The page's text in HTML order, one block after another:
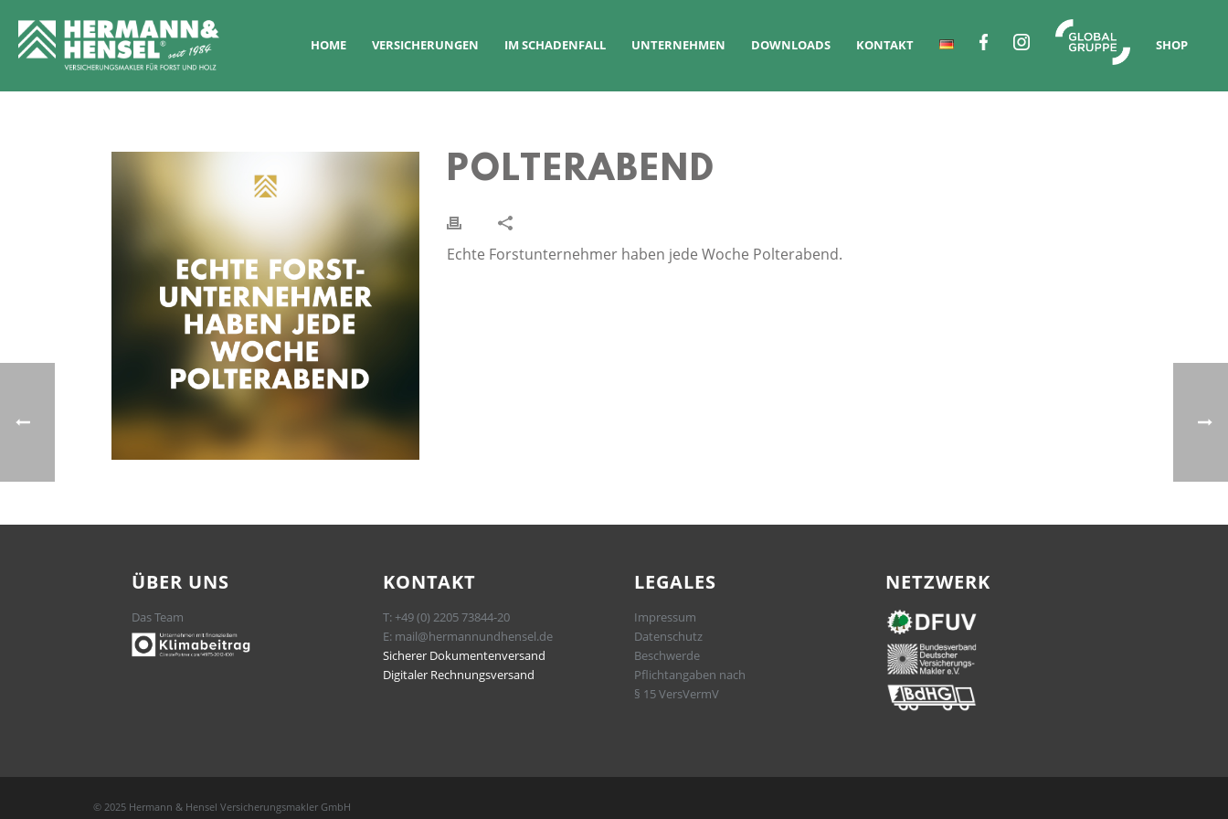
HOME VERSICHERUNGEN IM SCHADENFALL UNTERNEHMEN DOWNLOADS KONTAKT SHOP
POLTERABEND
Echte Forstunternehmer haben jede Woche Polterabend.
ÜBER UNS
Das Team
KONTAKT
T: +49 (0) 2205 73844-20
E: mail@hermannundhensel.de
Sicherer Dokumentenversand
Digitaler Rechnungsversand
LEGALES
Impressum
Datenschutz
Beschwerde
Pflichtangaben nach
§ 15 VersVermV
NETZWERK
© 2025 Hermann & Hensel Versicherungsmakler GmbH